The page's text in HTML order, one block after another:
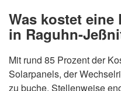
Was kostet
in Raguhn-
Mit rund 85 Prozent der
Solarpanels, der
zu buche. Stellenweise